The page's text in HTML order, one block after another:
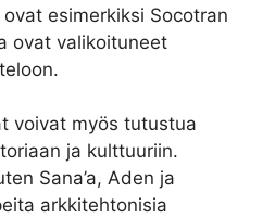
esimerkiksi Socotran
ovat valikoituneet
voivat myös tutustua
ja kulttuuriin.
Sana’a, Aden ja
arkkitehtonisia